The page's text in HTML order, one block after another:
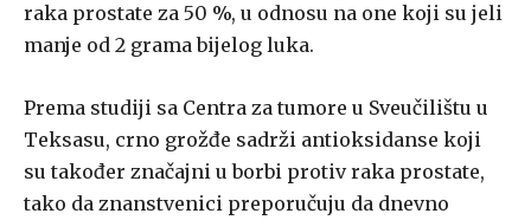
raka prostate za 50 %, u odnosu na one koji su jeli
manje od 2 grama bijelog luka.
Prema studiji sa Centra za tumore u Sveučilištu u
Teksasu, crno grožđe sadrži antioksidanse koji
su također značajni u borbi protiv raka prostate,
tako da znanstvenici preporučuju da dnevno